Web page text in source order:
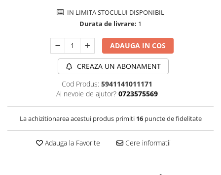
IN LIMITA STOCULUI DISPONIBIL
Durata de livrare: 1
ADAUGA IN COS
CREAZA UN ABONAMENT
Cod Produs: 5941141011171
Ai nevoie de ajutor? 0723575569
La achizitionarea acestui produs primiti 16puncte de fidelitate
Adauga la Favorite Cere informatii